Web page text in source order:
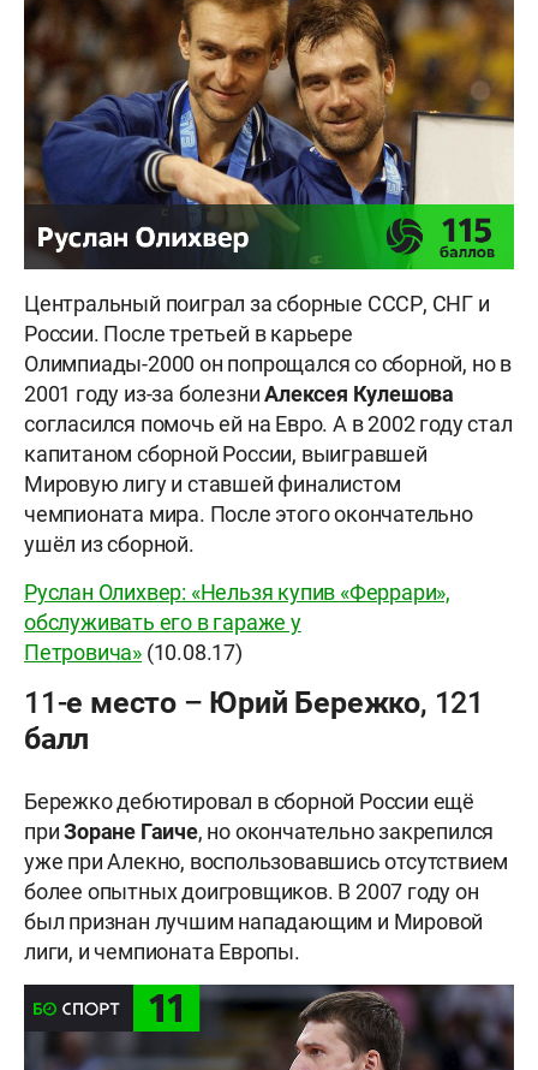
Центральный поиграл за сборные СССР, СНГ и
России. После третьей в карьере
Олимпиады-2000 он попрощался со сборной, но в
2001 году из-за болезниАлексея Кулешова
согласился помочь ей на Евро. А в 2002 году стал
капитаном сборной России, выигравшей
Мировую лигу и ставшей финалистом
чемпионата мира. После этого окончательно
ушёл из сборной.
Руслан Олихвер: «Нельзя купив «Феррари»,
обслуживать его в гараже у
Петровича» (10.08.17)
11-е место – Юрий Бережко, 121
балл
Бережко дебютировал в сборной России ещё
приЗоране Гаиче, но окончательно закрепился
уже при Алекно, воспользовавшись отсутствием
более опытных доигровщиков. В 2007 году он
был признан лучшим нападающим и Мировой
лиги, и чемпионата Европы.